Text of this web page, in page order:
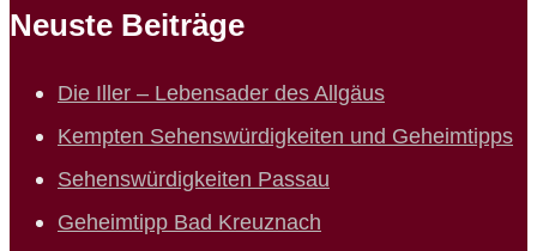
Neuste Beiträge
Die Iller – Lebensader des Allgäus
Kempten Sehenswürdigkeiten und Geheimtipps
Sehenswürdigkeiten Passau
Geheimtipp Bad Kreuznach